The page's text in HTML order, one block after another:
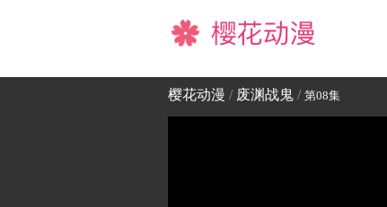
樱花动漫
樱花动漫 / 废渊战鬼 / 第08集